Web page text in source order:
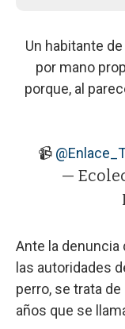
Un habitante
por mano
porque, al
📹
—
Ante la
las autoridades
perro, se trata
años que se